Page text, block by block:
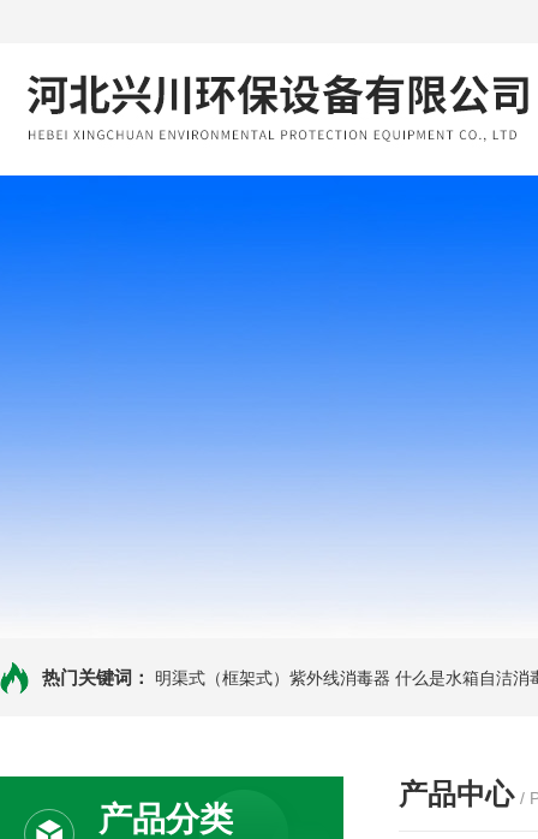
热门关键词： 明渠式（框架式）紫外线消毒器 什么是水箱自洁消
产品分类
产品中心 /